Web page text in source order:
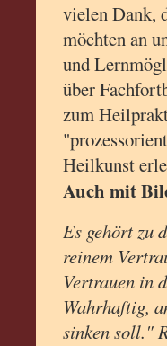
vielen Dank,
möchten an
und
über
zum
Heilkunst
Auch mit
Es gehört zu
reinem
Vertrauen in
Wahrhaftig,
sinken soll."